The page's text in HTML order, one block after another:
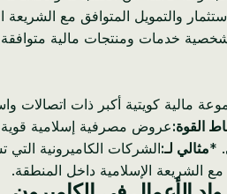
والتمويل المتوافق مع الشريعة
خدمات ومنتجات مالية
مالية كويتية أكبر ذات
القوة:عروض مصرفية إسلامية
مثالي لـ:الشركات الكاميرونية
الشريعة الإسلامية داخل المنطقة.